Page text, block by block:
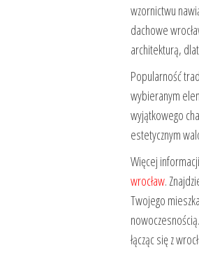
wzornictwu
dachowe
architekturą,
Popularność
wybieranym
wyjątkowego
estetycznym
Więcej
wrocław.
Twojego
łącząc się z